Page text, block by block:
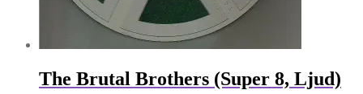
The Brutal Brothers (Super 8, Ljud)